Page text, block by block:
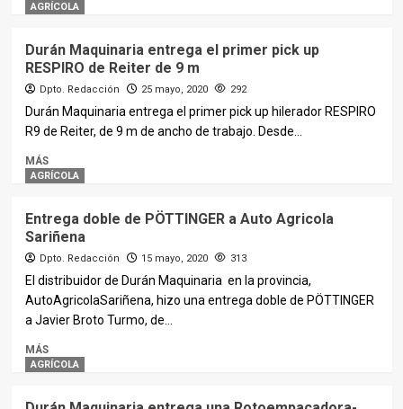
AGRÍCOLA
Durán Maquinaria entrega el primer pick up
RESPIRO de Reiter de 9 m
Dpto. Redacción 25 mayo, 2020 292
Durán Maquinaria entrega el primer pick up hilerador RESPIRO
R9 de Reiter, de 9 m de ancho de trabajo. Desde...
MÁS
AGRÍCOLA
Entrega doble de PÖTTINGER a Auto Agricola
Sariñena
Dpto. Redacción 15 mayo, 2020 313
El distribuidor de Durán Maquinaria en la provincia,
AutoAgricolaSariñena, hizo una entrega doble de PÖTTINGER
a Javier Broto Turmo, de...
MÁS
AGRÍCOLA